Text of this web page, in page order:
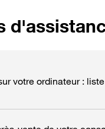
votre ordinateur :